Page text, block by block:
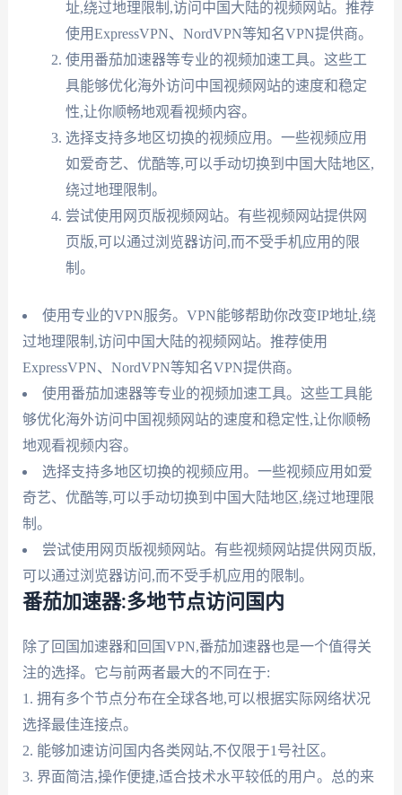
址,绕过地理限制,访问中国大陆的视频网站。推荐
使用ExpressVPN、NordVPN等知名VPN提供商。
使用番茄加速器等专业的视频加速工具。这些工
具能够优化海外访问中国视频网站的速度和稳定
性,让你顺畅地观看视频内容。
选择支持多地区切换的视频应用。一些视频应用
如爱奇艺、优酷等,可以手动切换到中国大陆地区,
绕过地理限制。
尝试使用网页版视频网站。有些视频网站提供网
页版,可以通过浏览器访问,而不受手机应用的限
制。
使用专业的VPN服务。VPN能够帮助你改变IP地址,绕
过地理限制,访问中国大陆的视频网站。推荐使用
ExpressVPN、NordVPN等知名VPN提供商。
使用番茄加速器等专业的视频加速工具。这些工具能
够优化海外访问中国视频网站的速度和稳定性,让你顺畅
地观看视频内容。
选择支持多地区切换的视频应用。一些视频应用如爱
奇艺、优酷等,可以手动切换到中国大陆地区,绕过地理限
制。
尝试使用网页版视频网站。有些视频网站提供网页版,
可以通过浏览器访问,而不受手机应用的限制。
番茄加速器:多地节点访问国内
除了回国加速器和回国VPN,番茄加速器也是一个值得关
注的选择。它与前两者最大的不同在于:
1. 拥有多个节点分布在全球各地,可以根据实际网络状况
选择最佳连接点。
2. 能够加速访问国内各类网站,不仅限于1号社区。
3. 界面简洁,操作便捷,适合技术水平较低的用户。总的来